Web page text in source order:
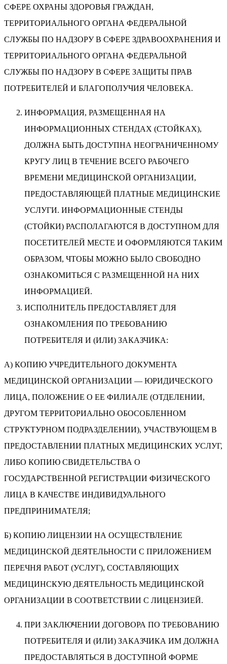
СФЕРЕ ОХРАНЫ ЗДОРОВЬЯ ГРАЖДАН,
ТЕРРИТОРИАЛЬНОГО ОРГАНА ФЕДЕРАЛЬНОЙ
СЛУЖБЫ ПО НАДЗОРУ В СФЕРЕ ЗДРАВООХРАНЕНИЯ И
ТЕРРИТОРИАЛЬНОГО ОРГАНА ФЕДЕРАЛЬНОЙ
СЛУЖБЫ ПО НАДЗОРУ В СФЕРЕ ЗАЩИТЫ ПРАВ
ПОТРЕБИТЕЛЕЙ И БЛАГОПОЛУЧИЯ ЧЕЛОВЕКА.
ИНФОРМАЦИЯ, РАЗМЕЩЕННАЯ НА
ИНФОРМАЦИОННЫХ СТЕНДАХ (СТОЙКАХ),
ДОЛЖНА БЫТЬ ДОСТУПНА НЕОГРАНИЧЕННОМУ
КРУГУ ЛИЦ В ТЕЧЕНИЕ ВСЕГО РАБОЧЕГО
ВРЕМЕНИ МЕДИЦИНСКОЙ ОРГАНИЗАЦИИ,
ПРЕДОСТАВЛЯЮЩЕЙ ПЛАТНЫЕ МЕДИЦИНСКИЕ
УСЛУГИ. ИНФОРМАЦИОННЫЕ СТЕНДЫ
(СТОЙКИ) РАСПОЛАГАЮТСЯ В ДОСТУПНОМ ДЛЯ
ПОСЕТИТЕЛЕЙ МЕСТЕ И ОФОРМЛЯЮТСЯ ТАКИМ
ОБРАЗОМ, ЧТОБЫ МОЖНО БЫЛО СВОБОДНО
ОЗНАКОМИТЬСЯ С РАЗМЕЩЕННОЙ НА НИХ
ИНФОРМАЦИЕЙ.
ИСПОЛНИТЕЛЬ ПРЕДОСТАВЛЯЕТ ДЛЯ
ОЗНАКОМЛЕНИЯ ПО ТРЕБОВАНИЮ
ПОТРЕБИТЕЛЯ И (ИЛИ) ЗАКАЗЧИКА:
А) КОПИЮ УЧРЕДИТЕЛЬНОГО ДОКУМЕНТА
МЕДИЦИНСКОЙ ОРГАНИЗАЦИИ — ЮРИДИЧЕСКОГО
ЛИЦА, ПОЛОЖЕНИЕ О ЕЕ ФИЛИАЛЕ (ОТДЕЛЕНИИ,
ДРУГОМ ТЕРРИТОРИАЛЬНО ОБОСОБЛЕННОМ
СТРУКТУРНОМ ПОДРАЗДЕЛЕНИИ), УЧАСТВУЮЩЕМ В
ПРЕДОСТАВЛЕНИИ ПЛАТНЫХ МЕДИЦИНСКИХ УСЛУГ,
ЛИБО КОПИЮ СВИДЕТЕЛЬСТВА О
ГОСУДАРСТВЕННОЙ РЕГИСТРАЦИИ ФИЗИЧЕСКОГО
ЛИЦА В КАЧЕСТВЕ ИНДИВИДУАЛЬНОГО
ПРЕДПРИНИМАТЕЛЯ;
Б) КОПИЮ ЛИЦЕНЗИИ НА ОСУЩЕСТВЛЕНИЕ
МЕДИЦИНСКОЙ ДЕЯТЕЛЬНОСТИ С ПРИЛОЖЕНИЕМ
ПЕРЕЧНЯ РАБОТ (УСЛУГ), СОСТАВЛЯЮЩИХ
МЕДИЦИНСКУЮ ДЕЯТЕЛЬНОСТЬ МЕДИЦИНСКОЙ
ОРГАНИЗАЦИИ В СООТВЕТСТВИИ С ЛИЦЕНЗИЕЙ.
ПРИ ЗАКЛЮЧЕНИИ ДОГОВОРА ПО ТРЕБОВАНИЮ
ПОТРЕБИТЕЛЯ И (ИЛИ) ЗАКАЗЧИКА ИМ ДОЛЖНА
ПРЕДОСТАВЛЯТЬСЯ В ДОСТУПНОЙ ФОРМЕ